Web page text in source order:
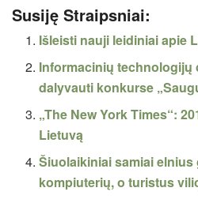
Susiję Straipsniai:
Išleisti nauji leidiniai apie
Informacinių technologijų
dalyvauti konkurse
„The New York Times“:
Lietuvą
Šiuolaikiniai samiai
kompiuterių, o turistus